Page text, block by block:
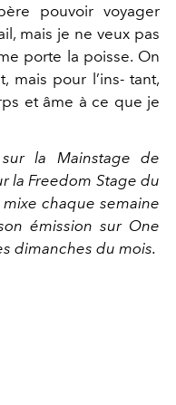
pouvoir voyager
mais je ne veux pas
porte la poisse. On
mais pour l’ins- tant,
et âme à ce que je
la Mainstage de
la Freedom Stage du
chaque semaine
émission sur One
dimanches du mois.